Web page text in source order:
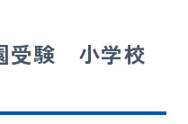
験 小学校